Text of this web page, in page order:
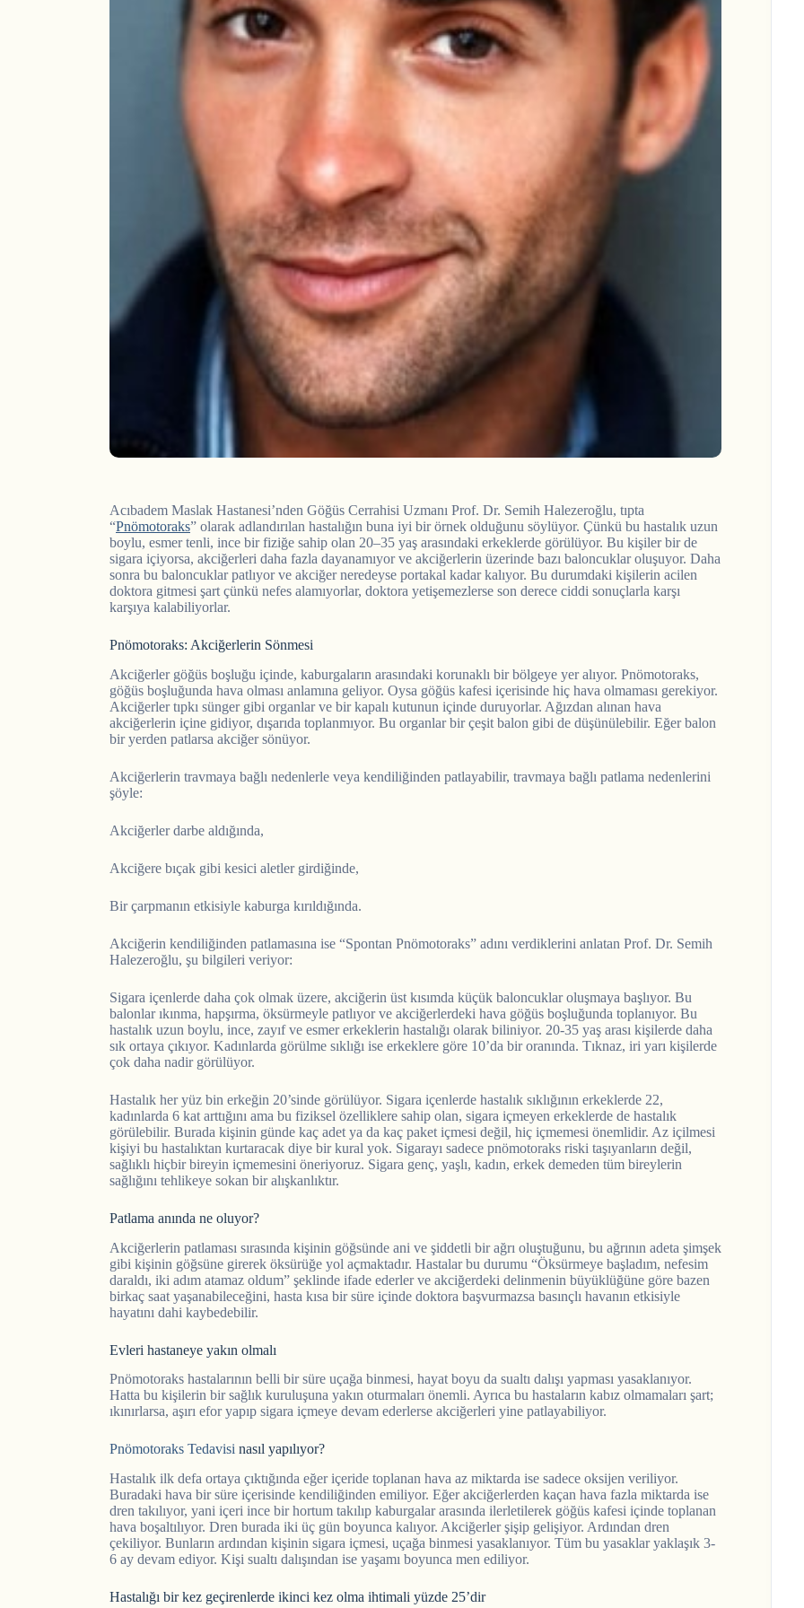
Acıbadem Maslak Hastanesi’nden Göğüs Cerrahisi Uzmanı Prof. Dr. Semih Halezeroğlu, tıpta
“Pnömotoraks” olarak adlandırılan hastalığın buna iyi bir örnek olduğunu söylüyor. Çünkü bu hastalık uzun
boylu, esmer tenli, ince bir fiziğe sahip olan 20–35 yaş arasındaki erkeklerde görülüyor. Bu kişiler bir de
sigara içiyorsa, akciğerleri daha fazla dayanamıyor ve akciğerlerin üzerinde bazı baloncuklar oluşuyor. Daha
sonra bu baloncuklar patlıyor ve akciğer neredeyse portakal kadar kalıyor. Bu durumdaki kişilerin acilen
doktora gitmesi şart çünkü nefes alamıyorlar, doktora yetişemezlerse son derece ciddi sonuçlarla karşı
karşıya kalabiliyorlar.
Pnömotoraks: Akciğerlerin Sönmesi
Akciğerler göğüs boşluğu içinde, kaburgaların arasındaki korunaklı bir bölgeye yer alıyor. Pnömotoraks,
göğüs boşluğunda hava olması anlamına geliyor. Oysa göğüs kafesi içerisinde hiç hava olmaması gerekiyor.
Akciğerler tıpkı sünger gibi organlar ve bir kapalı kutunun içinde duruyorlar. Ağızdan alınan hava
akciğerlerin içine gidiyor, dışarıda toplanmıyor. Bu organlar bir çeşit balon gibi de düşünülebilir. Eğer balon
bir yerden patlarsa akciğer sönüyor.
Akciğerlerin travmaya bağlı nedenlerle veya kendiliğinden patlayabilir, travmaya bağlı patlama nedenlerini
şöyle:
Akciğerler darbe aldığında,
Akciğere bıçak gibi kesici aletler girdiğinde,
Bir çarpmanın etkisiyle kaburga kırıldığında.
Akciğerin kendiliğinden patlamasına ise “Spontan Pnömotoraks” adını verdiklerini anlatan Prof. Dr. Semih
Halezeroğlu, şu bilgileri veriyor:
Sigara içenlerde daha çok olmak üzere, akciğerin üst kısımda küçük baloncuklar oluşmaya başlıyor. Bu
balonlar ıkınma, hapşırma, öksürmeyle patlıyor ve akciğerlerdeki hava göğüs boşluğunda toplanıyor. Bu
hastalık uzun boylu, ince, zayıf ve esmer erkeklerin hastalığı olarak biliniyor. 20-35 yaş arası kişilerde daha
sık ortaya çıkıyor. Kadınlarda görülme sıklığı ise erkeklere göre 10’da bir oranında. Tıknaz, iri yarı kişilerde
çok daha nadir görülüyor.
Hastalık her yüz bin erkeğin 20’sinde görülüyor. Sigara içenlerde hastalık sıklığının erkeklerde 22,
kadınlarda 6 kat arttığını ama bu fiziksel özelliklere sahip olan, sigara içmeyen erkeklerde de hastalık
görülebilir. Burada kişinin günde kaç adet ya da kaç paket içmesi değil, hiç içmemesi önemlidir. Az içilmesi
kişiyi bu hastalıktan kurtaracak diye bir kural yok. Sigarayı sadece pnömotoraks riski taşıyanların değil,
sağlıklı hiçbir bireyin içmemesini öneriyoruz. Sigara genç, yaşlı, kadın, erkek demeden tüm bireylerin
sağlığını tehlikeye sokan bir alışkanlıktır.
Patlama anında ne oluyor?
Akciğerlerin patlaması sırasında kişinin göğsünde ani ve şiddetli bir ağrı oluştuğunu, bu ağrının adeta şimşek
gibi kişinin göğsüne girerek öksürüğe yol açmaktadır. Hastalar bu durumu “Öksürmeye başladım, nefesim
daraldı, iki adım atamaz oldum” şeklinde ifade ederler ve akciğerdeki delinmenin büyüklüğüne göre bazen
birkaç saat yaşanabileceğini, hasta kısa bir süre içinde doktora başvurmazsa basınçlı havanın etkisiyle
hayatını dahi kaybedebilir.
Evleri hastaneye yakın olmalı
Pnömotoraks hastalarının belli bir süre uçağa binmesi, hayat boyu da sualtı dalışı yapması yasaklanıyor.
Hatta bu kişilerin bir sağlık kuruluşuna yakın oturmaları önemli. Ayrıca bu hastaların kabız olmamaları şart;
ıkınırlarsa, aşırı efor yapıp sigara içmeye devam ederlerse akciğerleri yine patlayabiliyor.
Pnömotoraks Tedavisi nasıl yapılıyor?
Hastalık ilk defa ortaya çıktığında eğer içeride toplanan hava az miktarda ise sadece oksijen veriliyor.
Buradaki hava bir süre içerisinde kendiliğinden emiliyor. Eğer akciğerlerden kaçan hava fazla miktarda ise
dren takılıyor, yani içeri ince bir hortum takılıp kaburgalar arasında ilerletilerek göğüs kafesi içinde toplanan
hava boşaltılıyor. Dren burada iki üç gün boyunca kalıyor. Akciğerler şişip gelişiyor. Ardından dren
çekiliyor. Bunların ardından kişinin sigara içmesi, uçağa binmesi yasaklanıyor. Tüm bu yasaklar yaklaşık 3-
6 ay devam ediyor. Kişi sualtı dalışından ise yaşamı boyunca men ediliyor.
Hastalığı bir kez geçirenlerde ikinci kez olma ihtimali yüzde 25’dir